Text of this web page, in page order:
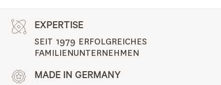
EXPERTISE
SEIT 1979 ERFOLGREICHES
FAMILIENUNTERNEHMEN
MADE IN GERMANY